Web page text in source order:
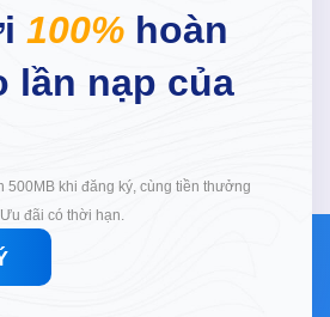
100% hoàn
lần nạp của
500MB khi đăng ký, cùng tiền thưởng
đãi có thời hạn.